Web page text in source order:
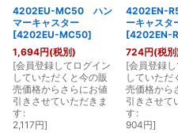
4202EU-MC50 ハン
マーキャスター
[4202EU-MC50]
1,694円(税別)
[会員登録してログイン
していただくと今の販
売価格からさらにお値
引きさせていただきま
す :
2,117円]
4202EN-
ーキャスタ
[4202EN-
724円(税
[会員登録
していただ
売価格から
引きさせて
す :
904円]